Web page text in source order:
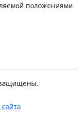
положениями